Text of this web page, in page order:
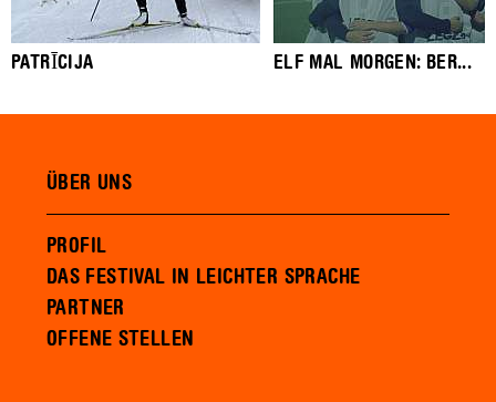
PATRĪCIJA ELF MAL MORGEN: BER...
ÜBER UNS
PROFIL
DAS FESTIVAL IN LEICHTER SPRACHE
PARTNER
OFFENE STELLEN